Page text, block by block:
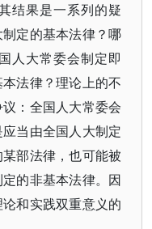
结果是一系列的疑
定的基本法律？哪
人大常委会制定即
法律？理论上的不
：全国人大常委会
当由全国人大制定
部法律，也可能被
的非基本法律。因
和实践双重意义的